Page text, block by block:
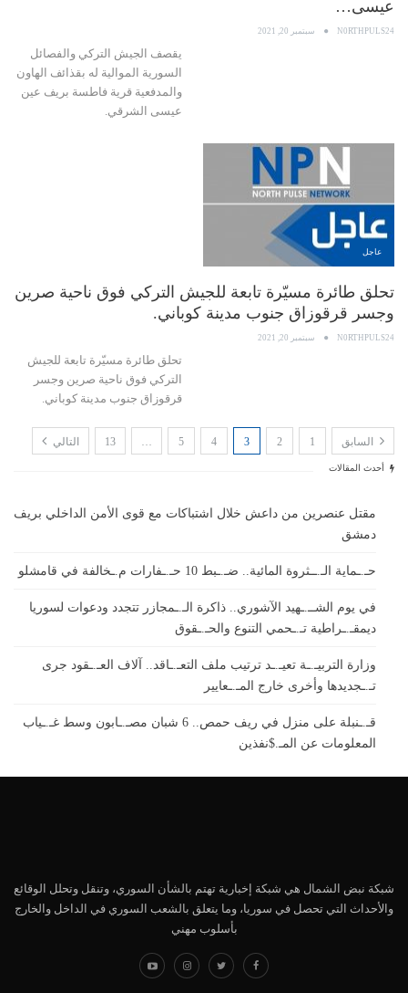
عيسى…
N0RTHPULS24 سبتمبر 20, 2021
يقصف الجيش التركي والفصائل
السورية الموالية له بقذائف الهاون
والمدفعية قرية فاطسة بريف عين
عيسى الشرقي.
عاجل
تحلق طائرة مسيّرة تابعة للجيش التركي فوق ناحية صرين
وجسر قرقوزاق جنوب مدينة كوباني.
N0RTHPULS24 سبتمبر 20, 2021
تحلق طائرة مسيّرة تابعة للجيش
التركي فوق ناحية صرين وجسر
قرقوزاق جنوب مدينة كوباني.
السابق 1
2
3
4
5
13 التالي
أحدث المقالات
مقتل عنصرين من داعش خلال اشتباكات مع قوى الأمن الداخلي بريف
دمشق
حـ.ـماية الـ.ــثروة المائية.. ضـ.ـبط 10 حـ.ـفارات م.ـخالفة في قامشلو
في يوم الشــ.ـهيد الآشوري.. ذاكرة الـ.ـمجازر تتجدد ودعوات لسوريا
ديمقـ.ـراطية تـ.ـحمي التنوع والحـ.ـقوق
وزارة التربيـ.ـة تعيـ.ـد ترتيب ملف التعـ.ـاقد.. آلاف العـ.ـقود جرى
تـ.ـجديدها وأخرى خارج المـ.ـعايير
قـ.ـنبلة على منزل في ريف حمص.. 6 شبان مصـ.ـابون وسط غـ.ـياب
المعلومات عن المـ.$نفذين
شبكة نبض الشمال هي شبكة إخبارية تهتم بالشأن السوري، وتنقل وتحلل الوقائع
والأحداث التي تحصل في سوريا، وما يتعلق بالشعب السوري في الداخل والخارج
بأسلوب مهني